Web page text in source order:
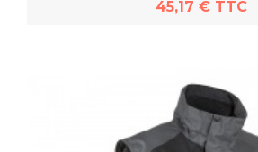
En savoir plus
45,17 € TTC